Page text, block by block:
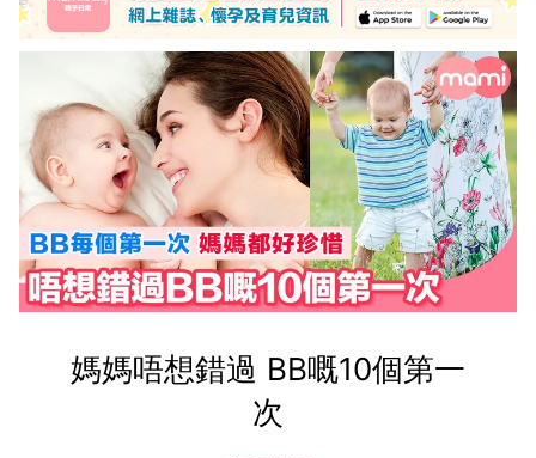
媽媽唔想錯過 BB嘅10個第一
次